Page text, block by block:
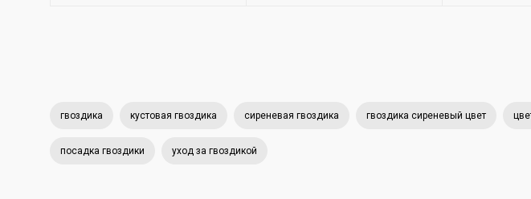
гвоздика кустовая гвоздика сиреневая гвоздика гвоздика сиреневый цвет
посадка гвоздики уход за гвоздикой